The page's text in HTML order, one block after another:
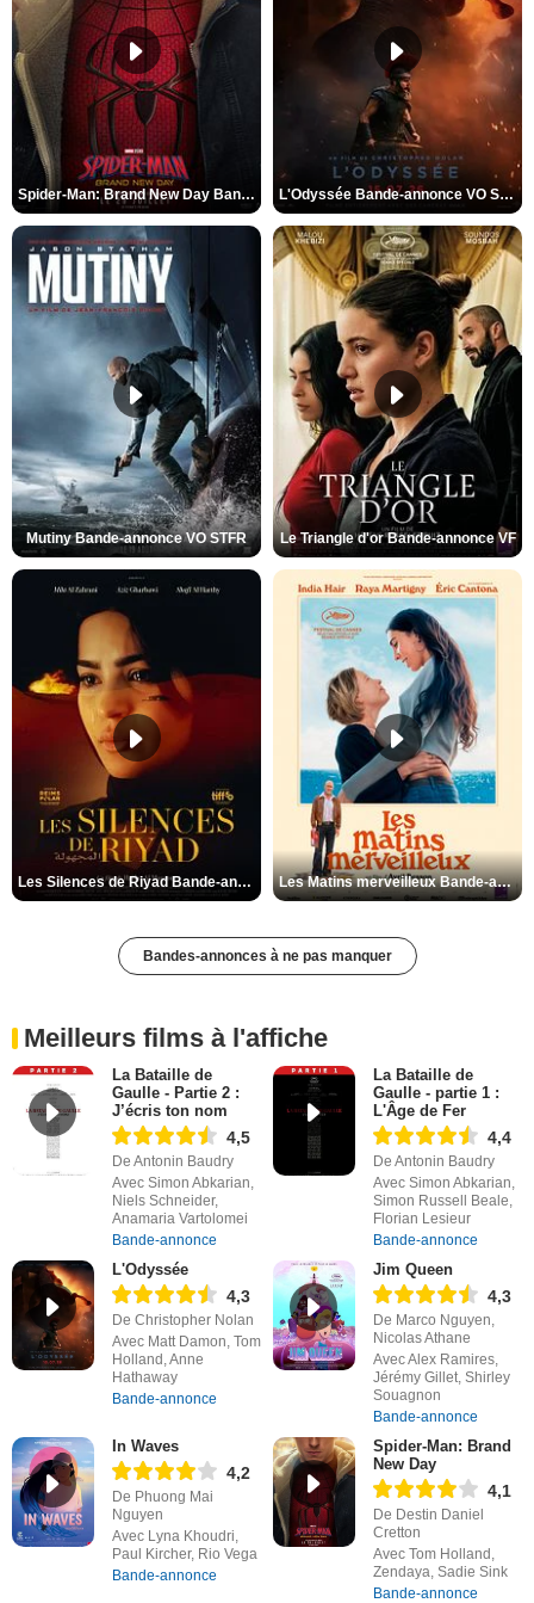
Spider-Man: Brand New Day Bande-annonce VO STFR L'Odyssée Bande-annonce VO STFR
Mutiny Bande-annonce VO STFR Le Triangle d'or Bande-annonce VF
Les Silences de Riyad Bande-annonce VO STFR Les Matins merveilleux Bande-annonce VF
Bandes-annonces à ne pas manquer
Meilleurs films à l'affiche
La Bataille de
Gaulle - Partie 2 :
J’écris ton nom
4,5
De Antonin Baudry
Avec Simon Abkarian,
Niels Schneider,
Anamaria Vartolomei
Bande-annonce
La Bataille de
Gaulle - partie 1 :
L'Âge de Fer
4,4
De Antonin Baudry
Avec Simon Abkarian,
Simon Russell Beale,
Florian Lesieur
Bande-annonce
L'Odyssée
4,3
De Christopher Nolan
Avec Matt Damon, Tom
Holland, Anne
Hathaway
Bande-annonce
Jim Queen
4,3
De Marco Nguyen,
Nicolas Athane
Avec Alex Ramires,
Jérémy Gillet, Shirley
Souagnon
Bande-annonce
In Waves
4,2
De Phuong Mai
Nguyen
Avec Lyna Khoudri,
Paul Kircher, Rio Vega
Bande-annonce
Spider-Man: Brand
New Day
4,1
De Destin Daniel
Cretton
Avec Tom Holland,
Zendaya, Sadie Sink
Bande-annonce